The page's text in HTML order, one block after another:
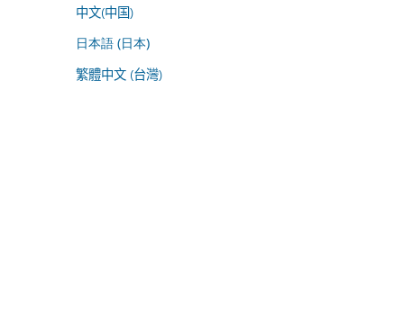
中文(中国)
日本語 (日本)
繁體中文 (台灣)